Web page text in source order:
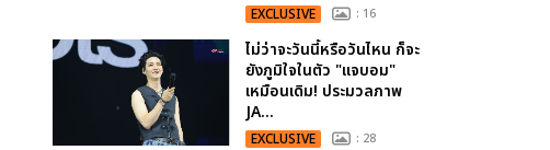
EXCLUSIVE : 16
ไม่ว่าจะวันนี้หรือวันไหน ก็จะ
ยังภูมิใจในตัว "แจบอม"
เหมือนเดิม! ประมวลภาพ
JA...
EXCLUSIVE : 28